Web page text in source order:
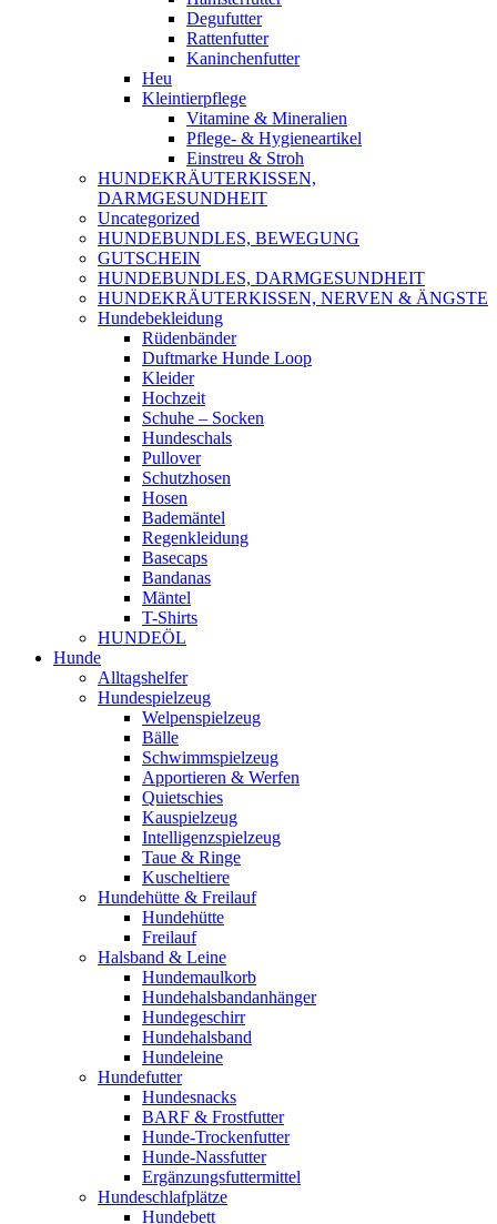
Degufutter
Rattenfutter
Kaninchenfutter
Heu
Kleintierpflege
Vitamine & Mineralien
Pflege- & Hygieneartikel
Einstreu & Stroh
HUNDEKRÄUTERKISSEN,
DARMGESUNDHEIT
Uncategorized
HUNDEBUNDLES, BEWEGUNG
GUTSCHEIN
HUNDEBUNDLES, DARMGESUNDHEIT
HUNDEKRÄUTERKISSEN, NERVEN & ÄNGSTE
Hundebekleidung
Rüdenbänder
Duftmarke Hunde Loop
Kleider
Hochzeit
Schuhe – Socken
Hundeschals
Pullover
Schutzhosen
Hosen
Bademäntel
Regenkleidung
Basecaps
Bandanas
Mäntel
T-Shirts
HUNDEÖL
Hunde
Alltagshelfer
Hundespielzeug
Welpenspielzeug
Bälle
Schwimmspielzeug
Apportieren & Werfen
Quietschies
Kauspielzeug
Intelligenzspielzeug
Taue & Ringe
Kuscheltiere
Hundehütte & Freilauf
Hundehütte
Freilauf
Halsband & Leine
Hundemaulkorb
Hundehalsbandanhänger
Hundegeschirr
Hundehalsband
Hundeleine
Hundefutter
Hundesnacks
BARF & Frostfutter
Hunde-Trockenfutter
Hunde-Nassfutter
Ergänzungsfuttermittel
Hundeschlafplätze
Hundebett